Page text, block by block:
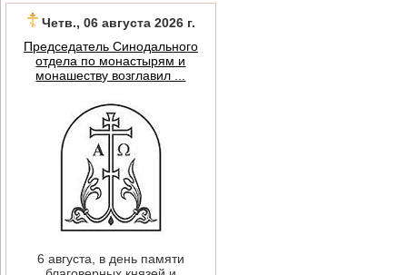
Четв., 06 августа 2026 г.
Председатель Синодального
отдела по монастырям и
монашеству возглавил ...
6 августа, в день памяти